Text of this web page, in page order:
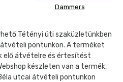
Dammers
Tétényi úti szaküzletünkben
pontunkon. A terméket
elő átvételre és értesítést
készleten van a termék,
utcai átvételi pontunkon